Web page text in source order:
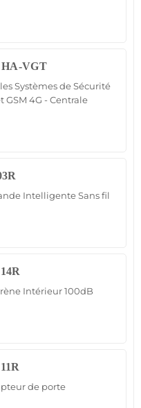
HA-VGT
Systèmes de Sécurité
GSM 4G - Centrale
Intelligente Sans fil
Intérieur 100dB
de porte